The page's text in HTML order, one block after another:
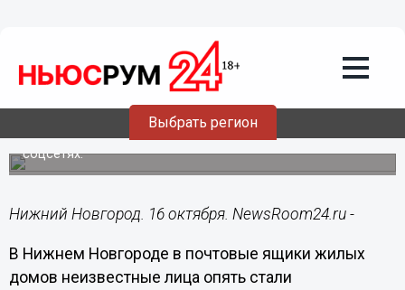
Выбрать регион
Фальшивые квитанции на поверку
счетчиков воды вызвали
недовольство нижегородцев
Получившие квитанции нижегородцы жалуются в
соцсетях.
Нижний Новгород. 16 октября. NewsRoom24.ru -
В Нижнем Новгороде в почтовые ящики жилых
домов неизвестные лица опять стали